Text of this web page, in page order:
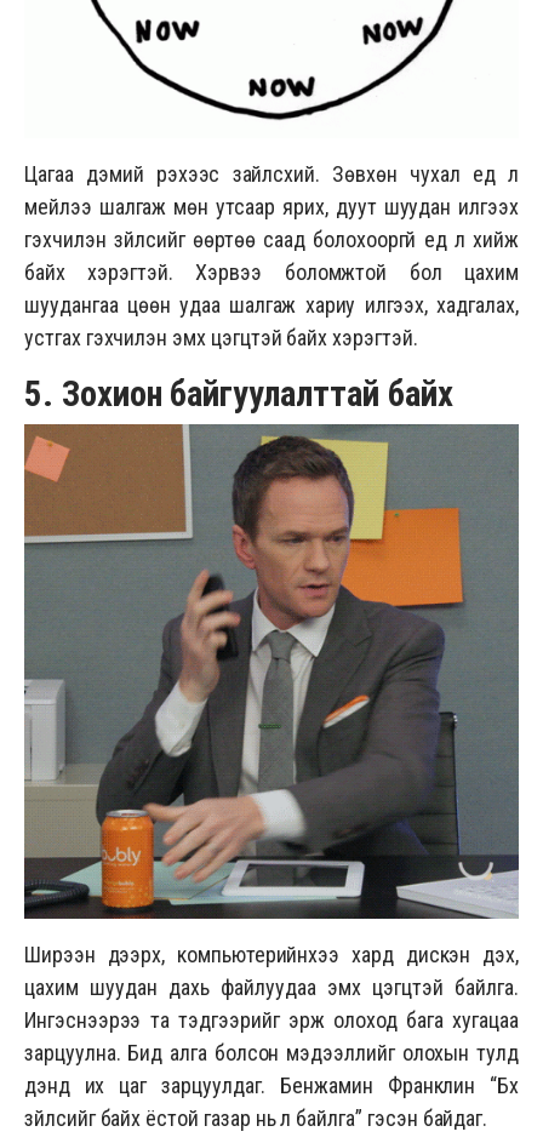
Цагаа дэмий үрэхээс зайлсхий. Зөвхөн чухал үед л
мейлээ шалгаж мөн утсаар ярих, дуут шуудан илгээх
гэхчилэн зүйлсийг өөртөө саад болохооргүй үед л хийж
байх хэрэгтэй. Хэрвээ боломжтой бол цахим
шуудангаа цөөн удаа шалгаж хариу илгээх, хадгалах,
устгах гэхчилэн эмх цэгцтэй байх хэрэгтэй.
5. Зохион байгуулалттай байх
Ширээн дээрх, компьютерийнхээ хард дискэн дэх,
цахим шуудан дахь файлуудаа эмх цэгцтэй байлга.
Ингэснээрээ та тэдгээрийг эрж олоход бага хугацаа
зарцуулна. Бид алга болсон мэдээллийг олохын тулд
дэндүү их цаг зарцуулдаг. Бенжамин Франклин “Бүх
зүйлсийг байх ёстой газар нь л байлга” гэсэн байдаг.